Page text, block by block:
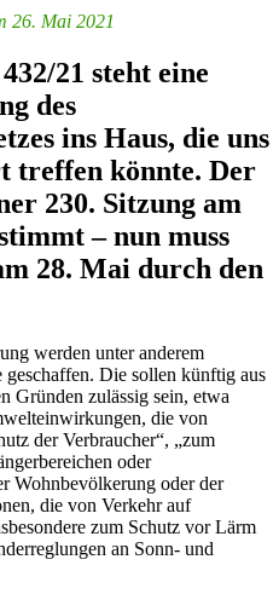
26. Mai 2021
21 steht eine
des
ins Haus, die uns
könnte. Der
230. Sitzung am
– nun muss
28. Mai durch den
werden unter anderem
Die sollen künftig aus
Gründen zulässig sein, etwa
die von
der Verbraucher“, „zum
oder
Wohnbevölkerung oder der
die von Verkehr auf
zum Schutz vor Lärm
an Sonn- und